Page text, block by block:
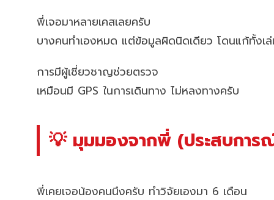
พี่เจอมาหลายเคสเลยครับ
บางคนทำเองหมด แต่ข้อมูลผิดนิดเดียว โดนแก้ทั้งเ
การมีผู้เชี่ยวชาญช่วยตรวจ
เหมือนมี GPS ในการเดินทาง ไม่หลงทางครับ
💡 มุมมองจากพี่ (ประสบการ
พี่เคยเจอน้องคนนึงครับ ทำวิจัยเองมา 6 เดือน